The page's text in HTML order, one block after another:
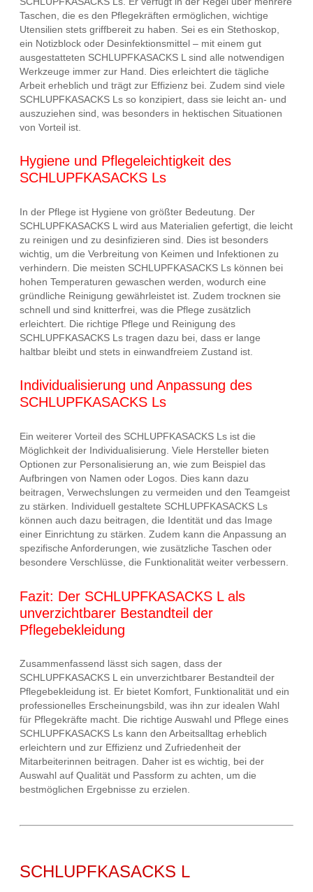
Taschen, die es den Pflegekräften ermöglichen, wichtige
Utensilien stets griffbereit zu haben. Sei es ein Stethoskop,
ein Notizblock oder Desinfektionsmittel – mit einem gut
ausgestatteten SCHLUPFKASACKS L sind alle notwendigen
Werkzeuge immer zur Hand. Dies erleichtert die tägliche
Arbeit erheblich und trägt zur Effizienz bei. Zudem sind viele
SCHLUPFKASACKS Ls so konzipiert, dass sie leicht an- und
auszuziehen sind, was besonders in hektischen Situationen
von Vorteil ist.
Hygiene und Pflegeleichtigkeit des
SCHLUPFKASACKS Ls
In der Pflege ist Hygiene von größter Bedeutung. Der
SCHLUPFKASACKS L wird aus Materialien gefertigt, die leicht
zu reinigen und zu desinfizieren sind. Dies ist besonders
wichtig, um die Verbreitung von Keimen und Infektionen zu
verhindern. Die meisten SCHLUPFKASACKS Ls können bei
hohen Temperaturen gewaschen werden, wodurch eine
gründliche Reinigung gewährleistet ist. Zudem trocknen sie
schnell und sind knitterfrei, was die Pflege zusätzlich
erleichtert. Die richtige Pflege und Reinigung des
SCHLUPFKASACKS Ls tragen dazu bei, dass er lange
haltbar bleibt und stets in einwandfreiem Zustand ist.
Individualisierung und Anpassung des
SCHLUPFKASACKS Ls
Ein weiterer Vorteil des SCHLUPFKASACKS Ls ist die
Möglichkeit der Individualisierung. Viele Hersteller bieten
Optionen zur Personalisierung an, wie zum Beispiel das
Aufbringen von Namen oder Logos. Dies kann dazu
beitragen, Verwechslungen zu vermeiden und den Teamgeist
zu stärken. Individuell gestaltete SCHLUPFKASACKS Ls
können auch dazu beitragen, die Identität und das Image
einer Einrichtung zu stärken. Zudem kann die Anpassung an
spezifische Anforderungen, wie zusätzliche Taschen oder
besondere Verschlüsse, die Funktionalität weiter verbessern.
Fazit: Der SCHLUPFKASACKS L als
unverzichtbarer Bestandteil der
Pflegebekleidung
Zusammenfassend lässt sich sagen, dass der
SCHLUPFKASACKS L ein unverzichtbarer Bestandteil der
Pflegebekleidung ist. Er bietet Komfort, Funktionalität und ein
professionelles Erscheinungsbild, was ihn zur idealen Wahl
für Pflegekräfte macht. Die richtige Auswahl und Pflege eines
SCHLUPFKASACKS Ls kann den Arbeitsalltag erheblich
erleichtern und zur Effizienz und Zufriedenheit der
Mitarbeiterinnen beitragen. Daher ist es wichtig, bei der
Auswahl auf Qualität und Passform zu achten, um die
bestmöglichen Ergebnisse zu erzielen.
SCHLUPFKASACKS L